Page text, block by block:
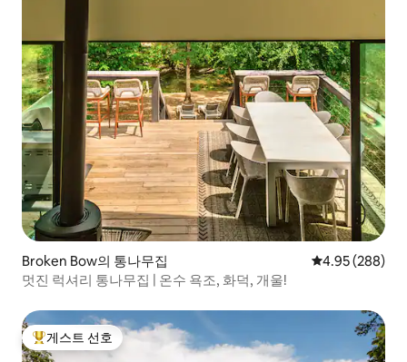
Broken Bow의 통나무집 평점 4.95점(5
4.95 (288)
멋진 럭셔리 통나무집 | 온수 욕조, 화덕, 개울!
상위 게스트 선호
게스트 선호